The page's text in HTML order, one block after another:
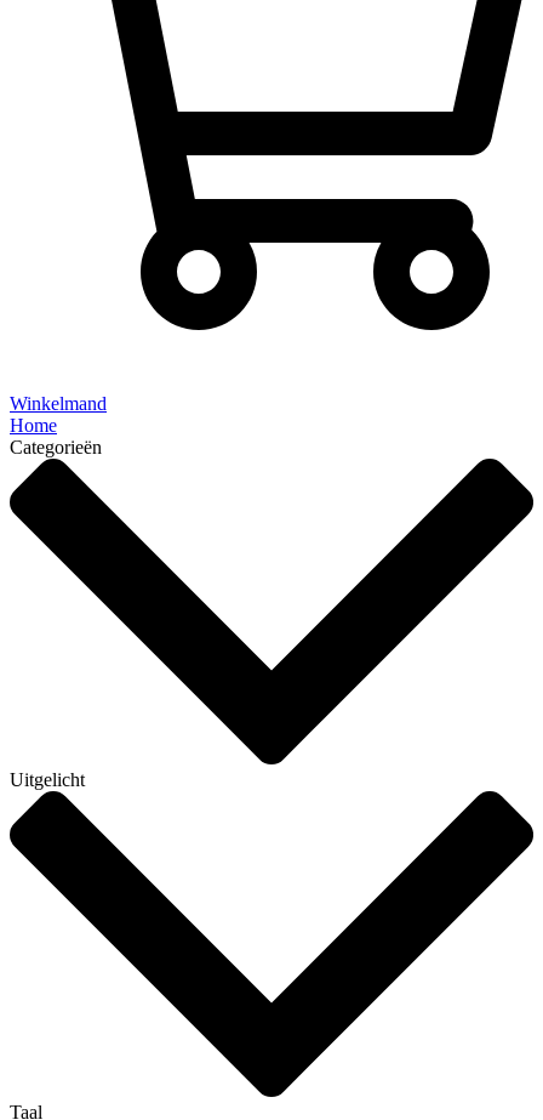
Winkelmand
Home
Categorieën
Uitgelicht
Taal